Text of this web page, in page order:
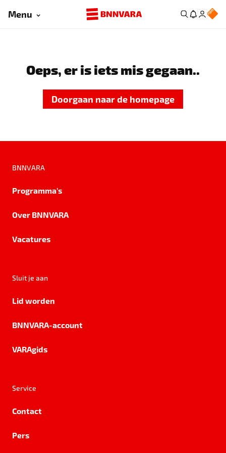
Menu
Oeps, er is iets mis gegaan..
Doorgaan naar de homepage
BNNVARA
Programma's
Over BNNVARA
Vacatures
Sluit je aan
Lid worden
BNNVARA-account
VARAgids
Service
Contact
Pers